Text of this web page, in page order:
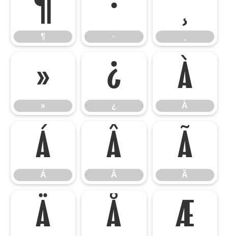
¶ ·
»
»
¿
¿
À
À
Á
Á
Â
Â
Ã
Ã
Ä Å Æ